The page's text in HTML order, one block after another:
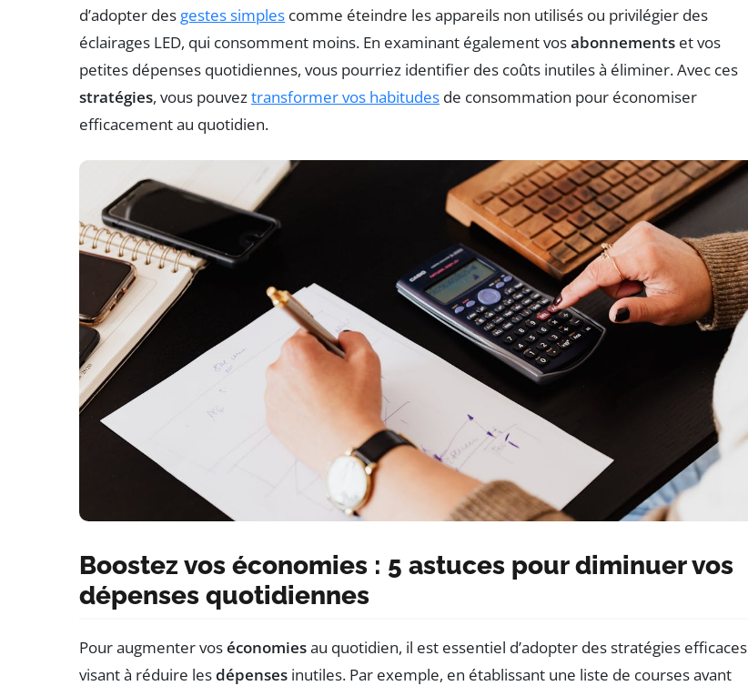
d’adopter des gestes simples comme éteindre les appareils non utilisés ou privilégier des
éclairages LED, qui consomment moins. En examinant également vosabonnements et vos
petites dépenses quotidiennes, vous pourriez identifier des coûts inutiles à éliminer. Avec ces
stratégies, vous pouveztransformer vos habitudes de consommation pour économiser
efficacement au quotidien.
Boostez vos économies : 5 astuces pour diminuer vos
dépenses quotidiennes
Pour augmenter voséconomiesau quotidien, il est essentiel d’adopter des stratégies efficaces
visant à réduire lesdépenses inutiles. Par exemple, en établissant une liste de courses avant